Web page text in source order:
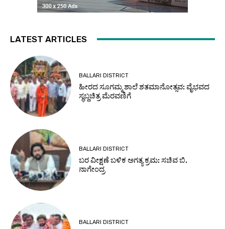
LATEST ARTICLES
BALLARI DISTRICT
ಹೀರದ ಸೂಗಮ್ಮ ಶಾಲೆ ಶತಮಾನೋತ್ಸವ: ವೈಭವದ
ಸ್ಥಬ್ದಚಿತ್ರ ಮೆರವಣಿಗೆ
BALLARI DISTRICT
ಬರ ವೀಕ್ಷಣೆ ಬಳಿಕ ಅಗತ್ಯ ಕ್ರಮ: ಸಚಿವ ಬಿ.
ನಾಗೇಂದ್ರ
BALLARI DISTRICT